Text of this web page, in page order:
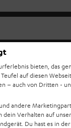
bieten, das
auf diesen
– auch von Dritten -
andere
dein Verhalten auf
Du hast es in